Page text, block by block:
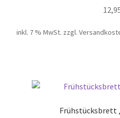
inkl. 7 % MwSt. zzgl.
Frühstücksbrett